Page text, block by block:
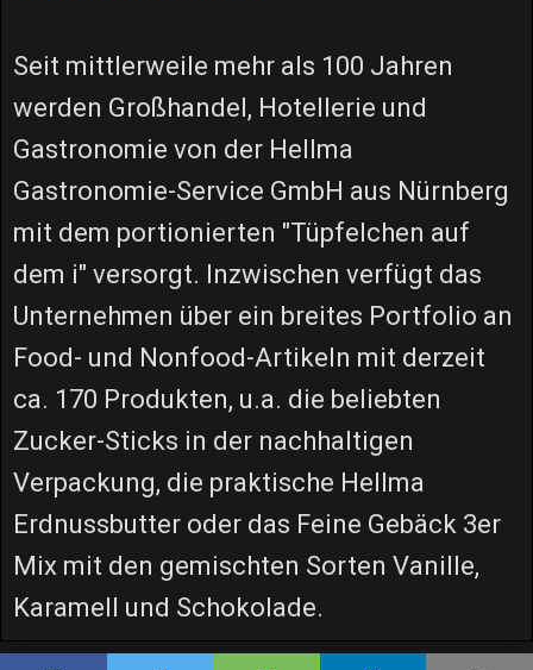
Seit mittlerweile mehr als 100 Jahren
werden Großhandel, Hotellerie und
Gastronomie von der Hellma
Gastronomie-Service GmbH aus Nürnberg
mit dem portionierten "Tüpfelchen auf
dem i" versorgt. Inzwischen verfügt das
Unternehmen über ein breites Portfolio an
Food- und Nonfood-Artikeln mit derzeit
ca. 170 Produkten, u.a. die beliebten
Zucker-Sticks in der nachhaltigen
Verpackung, die praktische Hellma
Erdnussbutter oder das Feine Gebäck 3er
Mix mit den gemischten Sorten Vanille,
Karamell und Schokolade.